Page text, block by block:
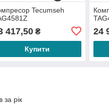
Tecumseh
417,50₴
Купити
24
за рік